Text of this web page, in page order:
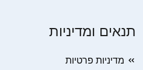
תנאים ומדיניות
מדיניות פרטיות